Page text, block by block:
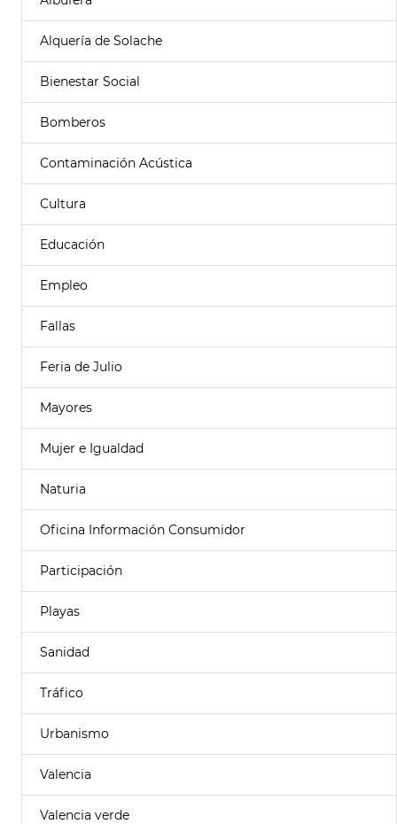
Alquería de Solache
Bienestar Social
Bomberos
Contaminación Acústica
Cultura
Educación
Empleo
Fallas
Feria de Julio
Mayores
Mujer e Igualdad
Naturia
Oficina Información Consumidor
Participación
Playas
Sanidad
Tráfico
Urbanismo
Valencia
Valencia verde